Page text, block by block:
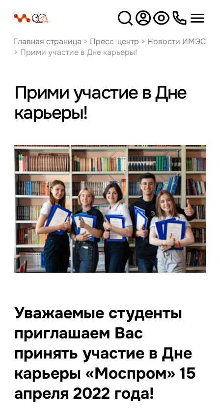
Версия
для слабовидящих
Главная страница > Пресс-центр > Новости ИМЭС
> Прими участие в Дне карьеры!
Прими участие в Дне
карьеры!
Уважаемые студенты
приглашаем Вас
принять участие в Дне
карьеры «Моспром» 15
апреля 2022 года!